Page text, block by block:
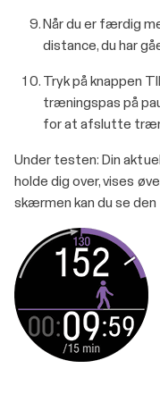
Når du er færdig
distance, du har
Tryk på knappen
træningspas på
for at afslutte
Under testen: Din
holde dig over, vises
skærmen kan du se